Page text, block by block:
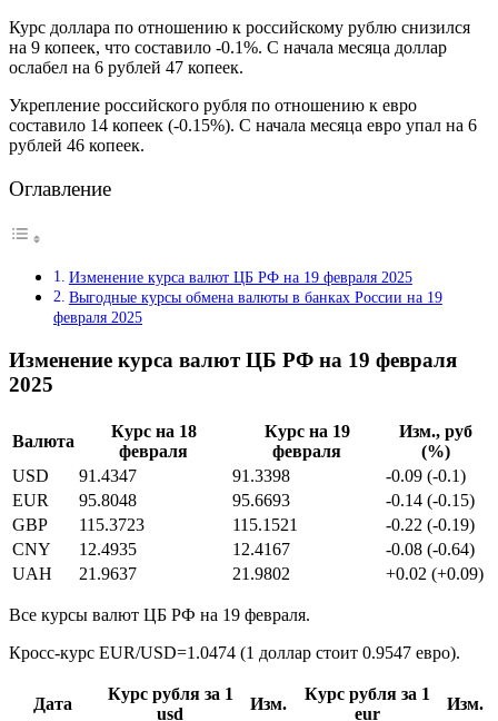
Курс доллара по отношению к российскому рублю снизился
на 9 копеек, что составило -0.1%. С начала месяца доллар
ослабел на 6 рублей 47 копеек.
Укрепление российского рубля по отношению к евро
составило 14 копеек (-0.15%). С начала месяца евро упал на 6
рублей 46 копеек.
Оглавление
Изменение курса валют ЦБ РФ на 19 февраля 2025
Выгодные курсы обмена валюты в банках России на 19
февраля 2025
Изменение курса валют ЦБ РФ на 19 февраля
2025
Валюта
Курс на 18
февраля
Курс на 19
февраля
Изм., руб
(%)
USD
91.4347 91.3398
-0.09 (-0.1)
EUR
95.8048 95.6693
-0.14 (-0.15)
GBP
115.3723 115.1521
-0.22 (-0.19)
CNY
12.4935 12.4167
-0.08 (-0.64)
UAH
21.9637 21.9802 +0.02 (+0.09)
Все курсы валют ЦБ РФ на 19 февраля.
Кросс-курс EUR/USD=1.0474 (1 доллар стоит 0.9547 евро).
Дата
Курс рубля за 1
usd
Изм.
Курс рубля за 1
eur
Изм.